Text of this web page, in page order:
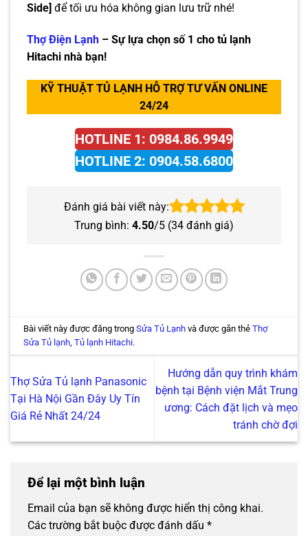
Side] để tối ưu hóa không gian lưu trữ nhé!
Thợ Điện Lạnh – Sự lựa chọn số 1 cho tủ lạnh
Hitachi nhà bạn!
KỸ THUẬT TỦ LẠNH HỖ TRỢ TƯ VẤN ONLINE
24/24
HOTLINE 1: 0984.86.9949
HOTLINE 2: 0904.58.6800
Đánh giá bài viết này:
Trung bình: 4.50/5 (34 đánh giá)
Bài viết này được đăng trongSửa Tủ Lạnh và được gắn thẻThợ
Sửa Tủ lạnh ,Tủ lạnh Hitachi.
Thợ Sửa Tủ lạnh Panasonic
Tại Hà Nội Gần Đây Uy Tín
Giá Rẻ Nhất 24/24
Hướng dẫn quy trình khám
bệnh tại Bệnh viện Mắt Trung
ương: Cách đặt lịch và mẹo
tránh chờ đợi
Để lại một bình luận
Email của bạn sẽ không được hiển thị công khai.
Các trường bắt buộc được đánh dấu *